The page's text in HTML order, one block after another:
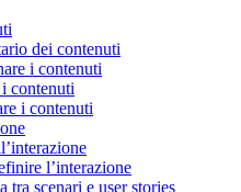
dei contenuti
i contenuti
contenuti
i contenuti
l’interazione
tra scenari e user stories